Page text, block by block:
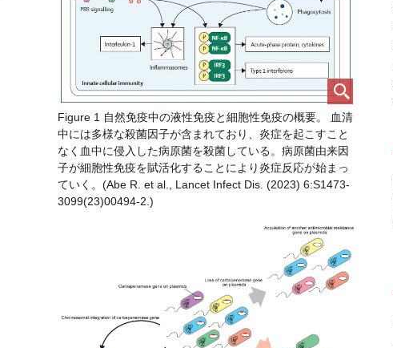
Figure 1 自然免疫中の液性免疫と細胞性免疫の概要。 血清
中には多様な殺菌因子が含まれており、炎症を起こすこと
なく血中に侵入した病原菌を殺菌している。病原菌由来因
子が細胞性免疫を賦活化することにより炎症反応が始まっ
ていく。(Abe R. et al., Lancet Infect Dis. (2023) 6:S1473-
3099(23)00494-2.)